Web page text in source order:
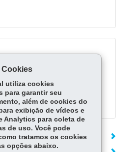
nos Exames da Educação de
- EJA
na rede estadual de ensino do
Cookies
utiliza cookies
para garantir seu
além de cookies do
exibição de vídeos e
Analytics para coleta de
de uso. Você pode
tratamos os cookies
opções abaixo.